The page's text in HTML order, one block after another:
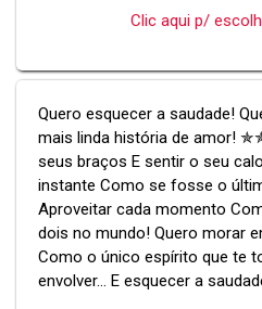
Clic aqui p/
Quero esquecer a saudade!
mais linda história de amor!
seus braços E sentir o seu
instante Como se fosse o
Aproveitar cada momento
dois no mundo! Quero morar
Como o único espírito que te
envolver... E esquecer a